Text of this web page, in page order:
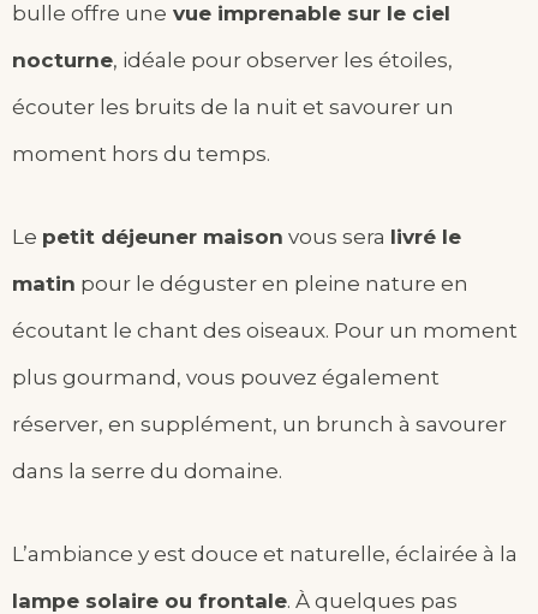
bulle offre une vue imprenable sur le ciel
nocturne, idéale pour observer les étoiles,
écouter les bruits de la nuit et savourer un
moment hors du temps.
Le petit déjeuner maison vous sera livré le
matin pour le déguster en pleine nature en
écoutant le chant des oiseaux. Pour un moment
plus gourmand, vous pouvez également
réserver, en supplément, un brunch à savourer
dans la serre du domaine.
L’ambiance y est douce et naturelle, éclairée à la
lampe solaire ou frontale. À quelques pas